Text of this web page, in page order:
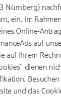
Nürnberg)
ein. Im
Online-
auf
auf Ihrem
dienen
und das